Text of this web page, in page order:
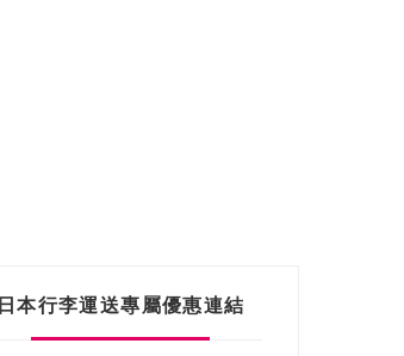
日本行李運送專屬優惠連結